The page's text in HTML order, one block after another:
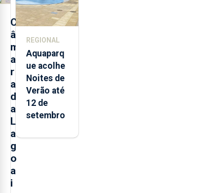
C
â
m
a
r
a
d
a
L
a
g
o
a
i
2025 nos
Açores
REGIONAL
Aquaparq
ue acolhe
Noites de
Verão até
12 de
setembro